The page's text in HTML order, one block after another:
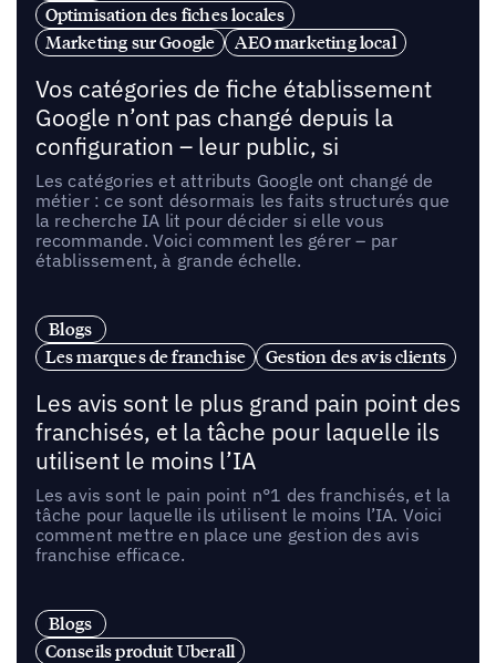
Optimisation des fiches locales
Marketing sur Google
AEO marketing local
Vos catégories de fiche établissement
Google n’ont pas changé depuis la
configuration – leur public, si
Les catégories et attributs Google ont changé de
métier : ce sont désormais les faits structurés que
la recherche IA lit pour décider si elle vous
recommande. Voici comment les gérer – par
établissement, à grande échelle.
Blogs
Les marques de franchise
Gestion des avis clients
Les avis sont le plus grand pain point des
franchisés, et la tâche pour laquelle ils
utilisent le moins l’IA
Les avis sont le pain point n°1 des franchisés, et la
tâche pour laquelle ils utilisent le moins l’IA. Voici
comment mettre en place une gestion des avis
franchise efficace.
Blogs
Conseils produit Uberall